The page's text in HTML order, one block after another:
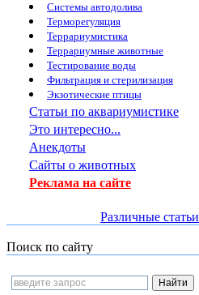
Системы автодолива
Терморегуляция
Террариумистика
Террариумные животные
Тестирование воды
Фильтрация и стерилизация
Экзотические птицы
Статьи по аквариумистике
Это интересно...
Анекдоты
Сайты о животных
Реклама на сайте
Различные статьи
Поиск по сайту